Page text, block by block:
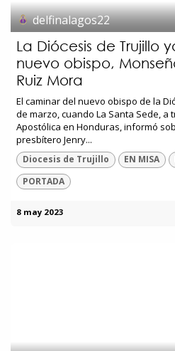
delfinalagos22
La Diócesis de Trujillo
nuevo obispo,
Ruiz Mora
El caminar del nuevo obispo de la
de marzo, cuando La Santa Sede, a
Apostólica en Honduras, informó
presbítero Jenry...
Diocesis de Trujillo EN MISA
PORTADA
8 may 2023